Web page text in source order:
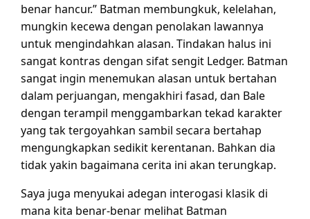
benar hancur.” Batman membungkuk, kelelahan,
mungkin kecewa dengan penolakan lawannya
untuk mengindahkan alasan. Tindakan halus ini
sangat kontras dengan sifat sengit Ledger. Batman
sangat ingin menemukan alasan untuk bertahan
dalam perjuangan, mengakhiri fasad, dan Bale
dengan terampil menggambarkan tekad karakter
yang tak tergoyahkan sambil secara bertahap
mengungkapkan sedikit kerentanan. Bahkan dia
tidak yakin bagaimana cerita ini akan terungkap.
Saya juga menyukai adegan interogasi klasik di
mana kita benar-benar melihat Batman